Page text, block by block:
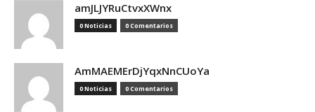
amJLJYRuCtvxXWnx
0 Noticias 0 Comentarios
AmMAEMErDjYqxNnCUoYa
0 Noticias 0 Comentarios